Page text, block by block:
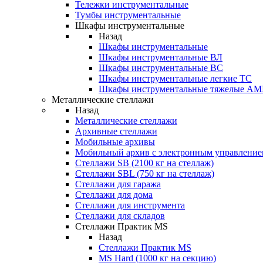
Тележки инструментальные
Тумбы инструментальные
Шкафы инструментальные
Назад
Шкафы инструментальные
Шкафы инструментальные ВЛ
Шкафы инструментальные ВС
Шкафы инструментальные легкие ТС
Шкафы инструментальные тяжелые
Металлические стеллажи
Назад
Металлические стеллажи
Архивные стеллажи
Мобильные архивы
Мобильный архив с электронным
Стеллажи SB (2100 кг на стеллаж)
Стеллажи SBL (750 кг на стеллаж)
Стеллажи для гаража
Стеллажи для дома
Стеллажи для инструмента
Стеллажи для складов
Стеллажи Практик MS
Назад
Стеллажи Практик MS
MS Hard (1000 кг на секцию)